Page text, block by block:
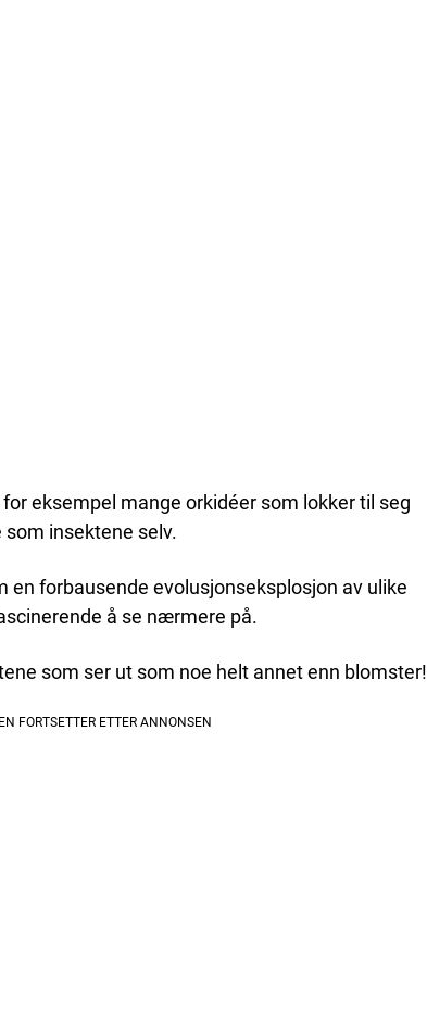
eksempel mange orkidéer som lokker til seg
insektene selv.
en forbausende evolusjonseksplosjon av ulike
å se nærmere på.
som ser ut som noe helt annet enn blomster!